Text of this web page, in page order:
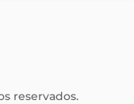
reservados.